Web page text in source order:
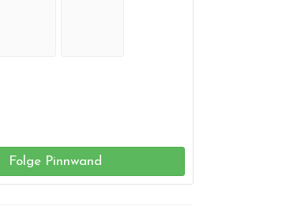
Folge Pinnwand